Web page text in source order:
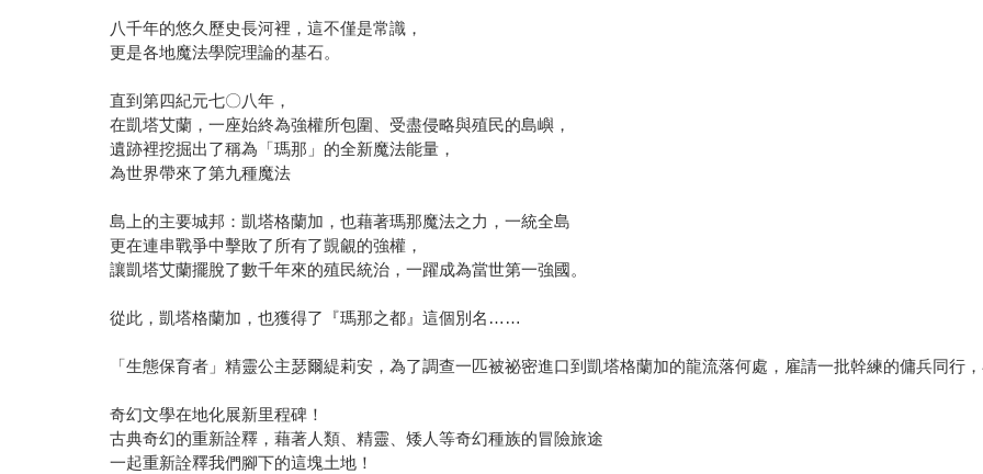
八千年的悠久歷史長河裡，這不僅是常識，
更是各地魔法學院理論的基石。
直到第四紀元七〇八年，
在凱塔艾蘭，一座始終為強權所包圍、受盡侵略與殖民的島嶼，
遺跡裡挖掘出了稱為「瑪那」的全新魔法能量，
為世界帶來了第九種魔法
島上的主要城邦：凱塔格蘭加，也藉著瑪那魔法之力，一統全島
更在連串戰爭中擊敗了所有了覬覦的強權，
讓凱塔艾蘭擺脫了數千年來的殖民統治，一躍成為當世第一強國。
從此，凱塔格蘭加，也獲得了『瑪那之都』這個別名……
「生態保育者」精靈公主瑟爾緹莉安，為了調查一匹被祕密進口到凱塔格蘭加的龍流落何處，雇請一批幹練的傭兵同行
奇幻文學在地化展新里程碑！
古典奇幻的重新詮釋，藉著人類、精靈、矮人等奇幻種族的冒險旅途
一起重新詮釋我們腳下的這塊土地！